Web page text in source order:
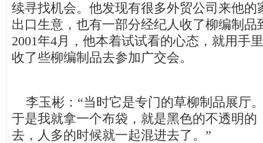
续寻找机会。他发现有很多外贸公司来他的
出口生意，也有一部分经纪人收了柳编制品
2001年4月，他本着试试看的心态，就用手
收了些柳编制品去参加广交会。
李玉彬：“当时它是专门的草柳制品展厅
于是我就拿一个布袋，就是黑色的不透明的
去，人多的时候就一起混进去了。”